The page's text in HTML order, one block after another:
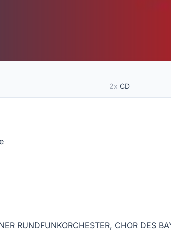
2x CD
RUNDFUNKORCHESTER, CHOR DES